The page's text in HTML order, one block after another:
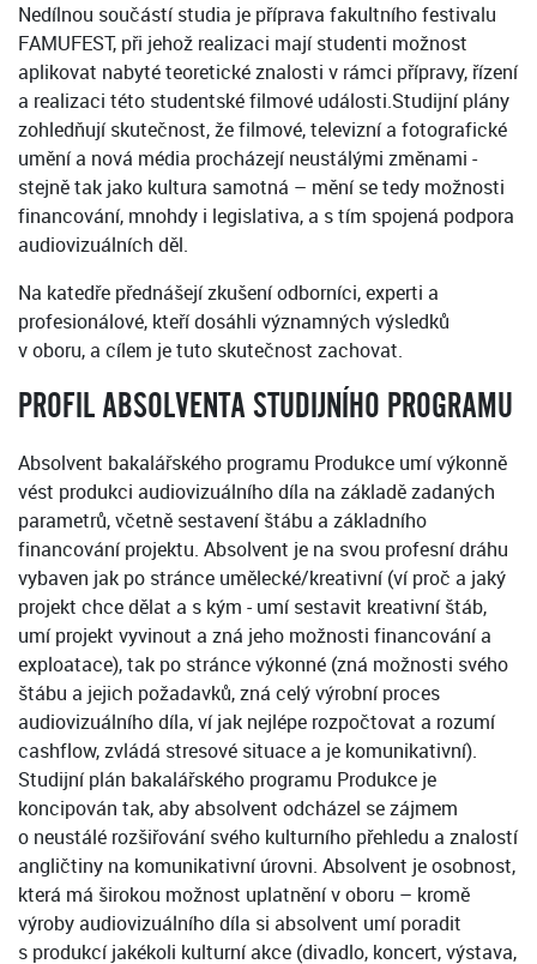
Nedílnou součástí studia je příprava fakultního festivalu
FAMUFEST, při jehož realizaci mají studenti možnost
aplikovat nabyté teoretické znalosti v rámci přípravy, řízení
a realizaci této studentské filmové události.Studijní plány
zohledňují skutečnost, že filmové, televizní a fotografické
umění a nová média procházejí neustálými změnami -
stejně tak jako kultura samotná – mění se tedy možnosti
financování, mnohdy i legislativa, a s tím spojená podpora
audiovizuálních děl.
Na katedře přednášejí zkušení odborníci, experti a
profesionálové, kteří dosáhli významných výsledků
v oboru, a cílem je tuto skutečnost zachovat.
PROFIL ABSOLVENTA STUDIJNÍHO PROGRAMU
Absolvent bakalářského programu Produkce umí výkonně
vést produkci audiovizuálního díla na základě zadaných
parametrů, včetně sestavení štábu a základního
financování projektu. Absolvent je na svou profesní dráhu
vybaven jak po stránce umělecké/kreativní (ví proč a jaký
projekt chce dělat a s kým - umí sestavit kreativní štáb,
umí projekt vyvinout a zná jeho možnosti financování a
exploatace), tak po stránce výkonné (zná možnosti svého
štábu a jejich požadavků, zná celý výrobní proces
audiovizuálního díla, ví jak nejlépe rozpočtovat a rozumí
cashflow, zvládá stresové situace a je komunikativní).
Studijní plán bakalářského programu Produkce je
koncipován tak, aby absolvent odcházel se zájmem
o neustálé rozšiřování svého kulturního přehledu a znalostí
angličtiny na komunikativní úrovni. Absolvent je osobnost,
která má širokou možnost uplatnění v oboru – kromě
výroby audiovizuálního díla si absolvent umí poradit
s produkcí jakékoli kulturní akce (divadlo, koncert, výstava,